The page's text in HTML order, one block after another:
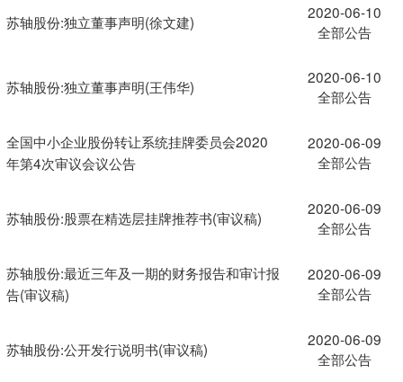
苏轴股份:独立董事声明(徐文建)
2020-06-10
全部公告
苏轴股份:独立董事声明(王伟华)
2020-06-10
全部公告
全国中小企业股份转让系统挂牌委员会2020
年第4次审议会议公告
2020-06-09
全部公告
苏轴股份:股票在精选层挂牌推荐书(审议稿)
2020-06-09
全部公告
苏轴股份:最近三年及一期的财务报告和审计报
告(审议稿)
2020-06-09
全部公告
苏轴股份:公开发行说明书(审议稿)
2020-06-09
全部公告